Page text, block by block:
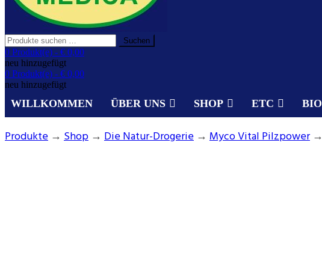
NATURA MEDICA
Gesundheit aus der Natur.
Suchen
nach:
Suchen
0 Produkt(e) - € 0,00
neu hinzugefügt
0 Produkt(e) - € 0,00
neu hinzugefügt
WILLKOMMEN ÜBER UNS SHOP ETC BIO
Produkte → Shop → Die Natur-Drogerie → Myco Vital Pilzpower→